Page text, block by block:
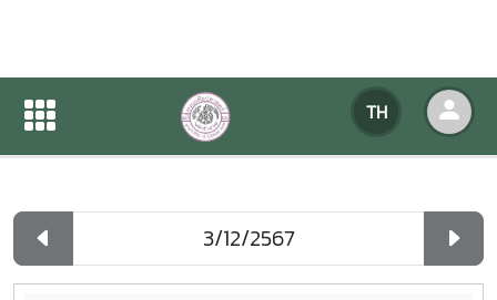
TH
ปฏิทินกิจกรรมของหน่วยงาน
ปฏิทินกิจกรรมของหน่วยงาน